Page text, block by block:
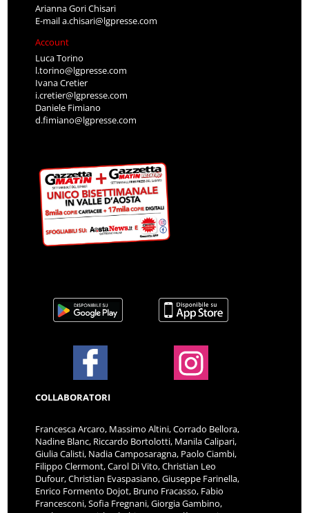
Arianna Gori Chisari
E-maila.chisari@lgpresse.com
Account
Luca Torino
l.torino@lgpresse.com
Ivana Cretier
i.cretier@lgpresse.com
Daniele Fimiano
d.fimiano@lgpresse.com
COLLABORATORI
Francesca Arcaro, Massimo Altini, Corrado Bellora,
Nadine Blanc, Riccardo Bortolotti, Manila Calipari,
Giulia Calisti, Nadia Camposaragna, Paolo Ciambi,
Filippo Clermont, Carol Di Vito, Christian Leo
Dufour, Christian Evaspasiano, Giuseppe Farinella,
Enrico Formento Dojot, Bruno Fracasso, Fabio
Francesconi, Sofia Fregnani, Giorgia Gambino,